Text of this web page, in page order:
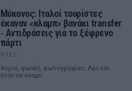
Μύκονος: Ιταλοί τουρίστες
έκαναν «κλαμπ» βανάκι transfer
‑ Αντιδράσεις για το ξέφρενο
πάρτι
ΧΤΕΣ
Χοροί, φωνές, φωτογραφίες: Λες και
ήταν σε κλαμπ